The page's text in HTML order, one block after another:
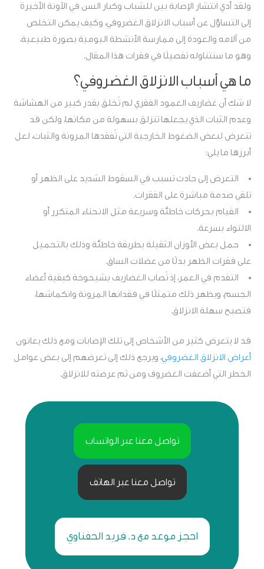
ولقد أدي انتشار الإصابة بين للشباب وكبار السن في الآونة الأخيرة
إلى التساؤل عن أسباب الانزلاق الغضروفي، وكيف يمكن التخلص
من آلامه والعودة إلى ممارسة الأنشطة اليومية بصورة طبيعية،
وهو ما سنتناوله تفصيلًا في فقرات هذا المقال.
ما هي أسباب الانزلاق الغضروفي؟
لا شك أن غضاريف العمود الفقري لم تُخلق بقدر كبير من الهشاشة
وعدم الثبات الذي يجعلها تنزلق بسهولة من مكانها، ولكن قد
تتعرض لبعض الضغوط الخارجية التي تُفقدها المرونة والثبات، لعل
أبرزها ما يلي:
التعرض إلى حادث تسبب في السقوط الشديد على الظهر أو
تلقي صدمة مباشرة على الفقرات.
القيام بحركات خاطئة وسريعة مثل الانحناء المتكرر أو
الالتواء بسرعة.
حمل بعض الأوزان الثقيلة بطريقة خاطئة وذلك بالتحميل
على فقرات الظهر بدلًا من عضلات الساق.
التقدم في العمر، إذ تُصاب الغضاريف بشيخوخة كبقية أعضاء
الجسم، ويظهر ذلك متمثلًا في فقدانها المرونة وانكماشها،
فتصبح سهلة الانزلاق.
قد لا يتعرض كثير من الأشخاص إلى تلك الإصابات ومع ذلك يعانون
أعراض الانزلاق الغضروفي، ويرجع ذلك إلى تعرضهم إلى بعض عوامل
الخطر التي أضعفت الغضروف ومن ثم عرضته للانزلاق.
تواصل معنا عبر الواتساب
تواصل معنا عبر الهاتف
احجز موعد مع د. فريد الحفناوي